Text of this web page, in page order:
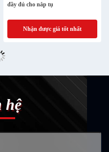
đầy đủ cho nắp tụ
Nhận được giá tốt nhất
hệ